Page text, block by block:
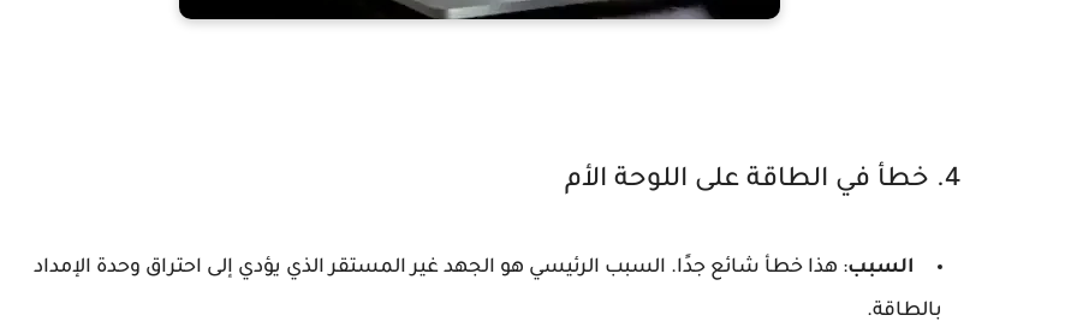
4. خطأ في الطاقة على اللوحة الأم
السبب: هذا خطأ شائع جدًا. السبب الرئيسي هو الجهد غير المستقر الذي يؤدي إلى احتراق وحدة الإمداد
بالطاقة.